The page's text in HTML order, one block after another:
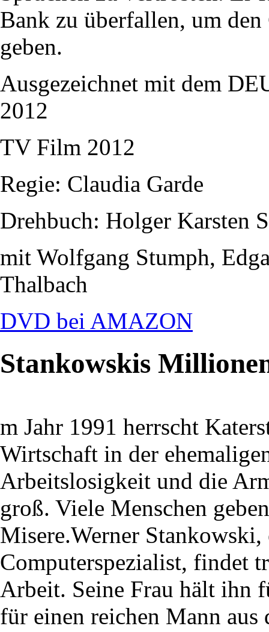
Bank zu überfallen, um
geben.
Ausgezeichnet mit dem
2012
TV Film 2012
Regie: Claudia Garde
Drehbuch: Holger Karsten
mit Wolfgang Stumph,
Thalbach
DVD bei AMAZON
Stankowskis
m Jahr 1991 herrscht
Wirtschaft in der
Arbeitslosigkeit und die
groß. Viele Menschen
Misere.Werner
Computerspezialist, findet
Arbeit. Seine Frau hält ihn
für einen reichen Mann aus